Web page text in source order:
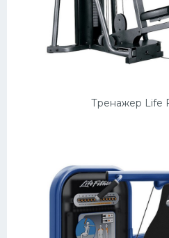
Тренажер Life